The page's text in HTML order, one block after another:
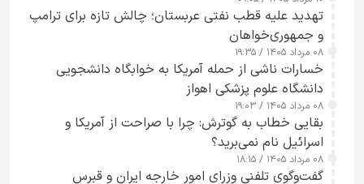
تهدید علیه قطب نفتی عربستان؛ چالش تازه برای ترامپ
و جمهوری‌خواهان
۰۸ مرداد ۱۴۰۵ / ۱۹:۳۵
خسارات ناشی از حمله آمریکا به خوابگاه دانشجویی
دانشگاه علوم پزشکی اهواز
۰۸ مرداد ۱۴۰۵ / ۱۹:۰۳
بقایی خطاب به گوترش: چرا با صراحت از آمریکا و
اسرائیل نام نمی‌برید؟
۰۸ مرداد ۱۴۰۵ / ۱۸:۱۵
گفت‌وگوی تلفنی وزرای امور خارجه ایران و قبرس